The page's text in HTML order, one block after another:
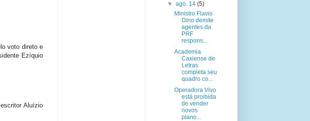
voto direto e
Ezíquio
Aluízio
▼ ago. 14 (5)
Ministro Flavio
Dino demite
agentes da
PRF
respons...
Academia
Caxiense de
Letras
completa seu
quadro co...
Operadora Vivo
está proibida
de vender
novos
plano...